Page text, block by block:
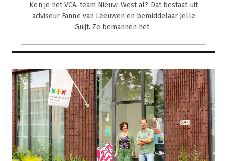
Ken je het VCA-team Nieuw-West al? Dat bestaat uit
adviseur Fanne van Leeuwen en bemiddelaar Jelle
Guijt. Ze bemannen het..